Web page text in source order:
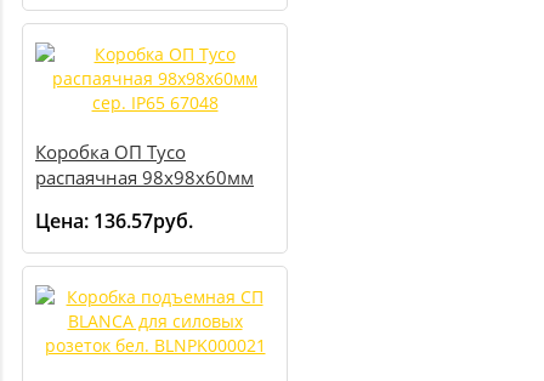
Коробка ОП Тусо
распаячная 98х98х60мм
Цена: 136.57руб.